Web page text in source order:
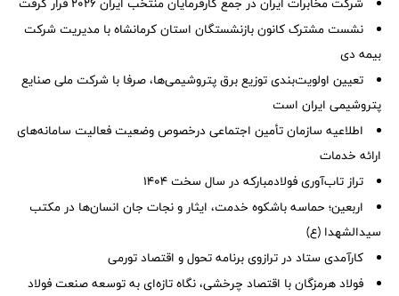
نشست مشترک کانون بازنشستگان استان کرمانشاه با مدیریت شرکت
بیمه دی
تعیین اولویت‌بندی توزیع برق پتروشیمی‌ها، صرفا با شرکت ملی صنایع
پتروشیمی ایران است
اطلاعیه سازمان تأمین اجتماعی درخصوص وضعیت فعالیت سامانه‌های
ارائه خدمات
تراز تاب‌آوری فولادمبارکه در سال سخت ۱۴۰۴
اربعین؛ حماسه باشکوه خدمت، ایثار و نجات جان انسان‌ها در مکتب
سیدالشهدا (ع)
کارآمدی ستاد در ترازوی برنامه تحول و اقتصاد تورمی
فولاد هرمزگان با اقتصاد چرخشی، نگاه تازه‌ای به توسعه صنعت فولاد